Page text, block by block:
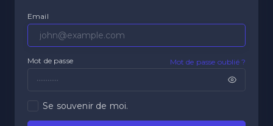
Email
Mot de passe Mot de passe oublié ?
Se souvenir de moi.